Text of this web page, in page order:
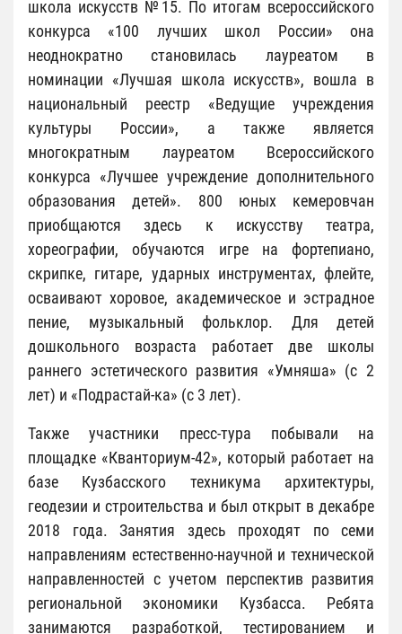
школа искусств №15. По итогам всероссийского
конкурса «100 лучших школ России» она
неоднократно становилась лауреатом в
номинации «Лучшая школа искусств», вошла в
национальный реестр «Ведущие учреждения
культуры России», а также является
многократным лауреатом Всероссийского
конкурса «Лучшее учреждение дополнительного
образования детей». 800 юных кемеровчан
приобщаются здесь к искусству театра,
хореографии, обучаются игре на фортепиано,
скрипке, гитаре, ударных инструментах, флейте,
осваивают хоровое, академическое и эстрадное
пение, музыкальный фольклор. Для детей
дошкольного возраста работает две школы
раннего эстетического развития «Умняша» (с 2
лет) и «Подрастай-ка» (с 3 лет).
Также участники пресс-тура побывали на
площадке «Кванториум-42», который работает на
базе Кузбасского техникума архитектуры,
геодезии и строительства и был открыт в декабре
2018 года. Занятия здесь проходят по семи
направлениям естественно-научной и технической
направленностей с учетом перспектив развития
региональной экономики Кузбасса. Ребята
занимаются разработкой, тестированием и